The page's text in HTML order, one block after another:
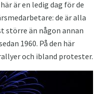
är en ledig dag för de
de är alla
större än någon annan
1960. På den här
och ibland protester.